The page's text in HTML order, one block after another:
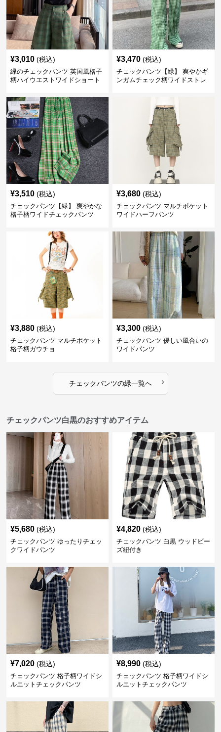
¥3,010 (税込)
緑のチェックパンツ 英国風格子
柄ハイウエストワイドショート
¥3,470 (税込)
チェックパンツ【緑】 爽やかギ
ンガムチェック柄ワイドストレ
¥3,510 (税込)
チェックパンツ【緑】 爽やかな
格子柄ワイドチェックパンツ
¥3,680 (税込)
チェックパンツ マルチポケット
ワイドハーフパンツ
¥3,880 (税込)
チェックパンツ マルチポケット
格子柄ガウチョ
¥3,300 (税込)
チェックパンツ 優しい風合いの
ワイドパンツ
チェックパンツの緑一覧へ ›
チェックパンツ白黒のおすすめアイテム
¥5,680 (税込)
チェックパンツ ゆったりチェッ
クワイドパンツ
¥4,820 (税込)
チェックパンツ 白黒 ウッドビー
ズ紐付き
¥7,020 (税込)
チェックパンツ 格子柄ワイドシ
ルエットチェックパンツ
¥8,990 (税込)
チェックパンツ 格子柄ワイドシ
ルエットチェックパンツ